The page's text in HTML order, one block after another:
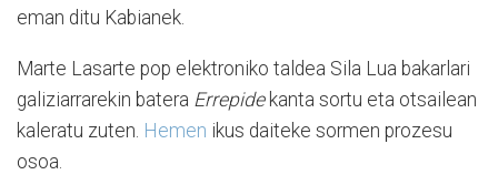
eman ditu Kabianek.
Marte Lasarte pop elektroniko taldea Sila Lua bakarlari
galiziarrarekin batera Errepide kanta sortu eta otsailean
kaleratu zuten. Hemen ikus daiteke sormen prozesu
osoa.